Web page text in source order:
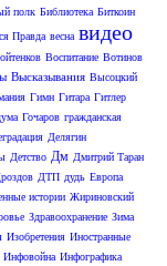
полк Библиотека Биткоин
Правда весна видео
Воспитание Вотинов
Высказывания Высоцкий
Гимн Гитара Гитлер
Гочаров гражданская
Делягин
Детство Дм Дмитрий Таран
ДТП дудь Европа
истории Жириновский
Здравоохранение Зима
Изобретения Иностранные
Инфовойна Инфографика